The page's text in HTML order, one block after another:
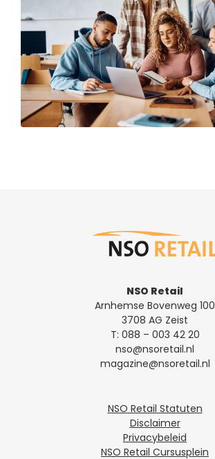
NSO Retail
Arnhemse Bovenweg 100
3708 AG Zeist
T: 088 – 003 42 20
nso@nsoretail.nl
magazine@nsoretail.nl
NSO Retail Statuten
Disclaimer
Privacybeleid
NSO Retail Cursusplein